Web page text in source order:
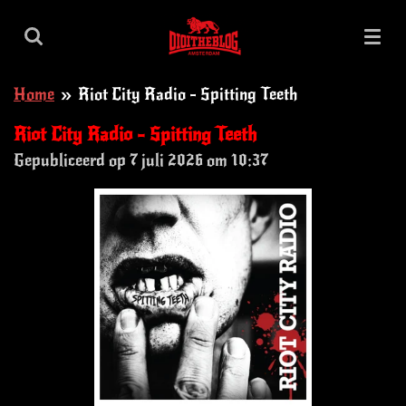
direct
de
hoofdinhoud
Home » Riot City Radio - Spitting Teeth
Riot City Radio - Spitting Teeth
Gepubliceerd op 7 juli 2026 om 10:37